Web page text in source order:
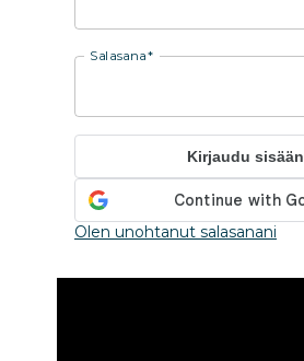
Salasana*
Kirjaudu sisään
Olen unohtanut salasanani